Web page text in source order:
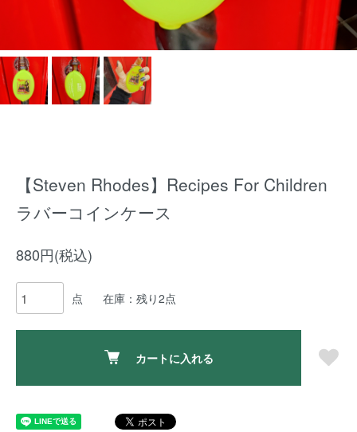
【Steven Rhodes】Recipes For Children
ラバーコインケース
880円(税込)
点 在庫：残り2点
カートに入れる